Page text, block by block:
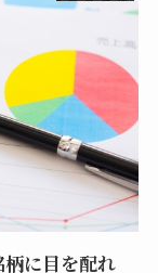
に目を配れ